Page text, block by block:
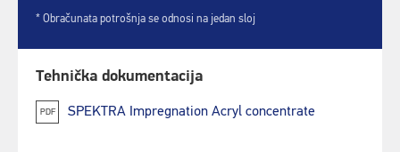
* Obračunata potrošnja se odnosi na jedan sloj
Tehnička dokumentacija
PDF SPEKTRA Impregnation Acryl concentrate